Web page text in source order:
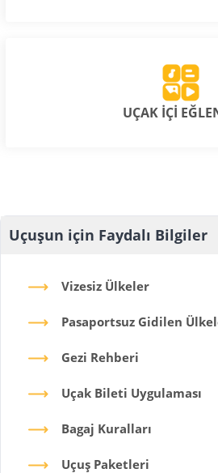
UÇAK İÇİ
Uçuşun için Faydalı Bilgiler
Vizesiz Ülkeler
Pasaportsuz Gidilen
Gezi Rehberi
Uçak Bileti Uygulaması
Bagaj Kuralları
Uçuş Paketleri